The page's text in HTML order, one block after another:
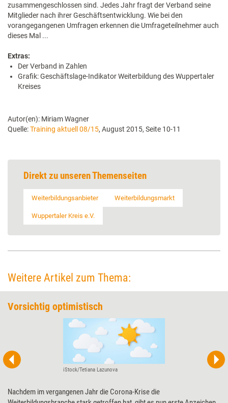
zusammengeschlossen sind. Jedes Jahr fragt der Verband seine
Mitglieder nach ihrer Geschäftsentwicklung. Wie bei den
vorangegangenen Umfragen erkennen die Umfrageteilnehmer auch
dieses Mal ...
Extras:
Der Verband in Zahlen
Grafik: Geschäftslage-Indikator Weiterbildung des Wuppertaler
Kreises
Autor(en): Miriam Wagner
Quelle:Training aktuell 08/15, August 2015, Seite 10-11
Direkt zu unseren Themenseiten
Weiterbildungsanbieter Weiterbildungsmarkt
Wuppertaler Kreis e.V.
Weitere Artikel zum Thema:
Vorsichtig optimistisch
iStock/Tetiana Lazunova
Nachdem im vergangenen Jahr die Corona-Krise die